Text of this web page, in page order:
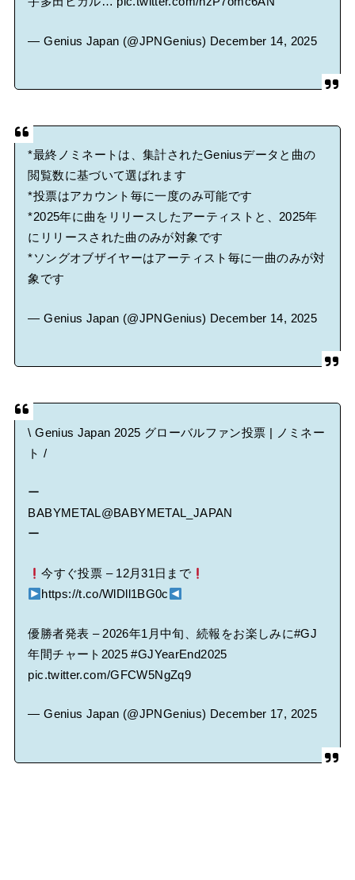
— Genius Japan (@JPNGenius) December 14, 2025
*最終ノミネートは、集計されたGeniusデータと曲の
閲覧数に基づいて選ばれます
*投票はアカウント毎に一度のみ可能です
*2025年に曲をリリースしたアーティストと、2025年
にリリースされた曲のみが対象です
*ソングオブザイヤーはアーティスト毎に一曲のみが対
象です
— Genius Japan (@JPNGenius) December 14, 2025
\ Genius Japan 2025 グローバルファン投票 | ノミネー
ト /
ー
BABYMETAL@BABYMETAL_JAPAN
ー
今すぐ投票 – 12月31日まで
https://t.co/WlDll1BG0c
優勝者発表 – 2026年1月中旬、続報をお楽しみに#GJ
年間チャート2025 #GJYearEnd2025
pic.twitter.com/GFCW5NgZq9
— Genius Japan (@JPNGenius) December 17, 2025